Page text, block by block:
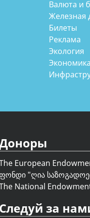
Валюта и
Железная
Билеты
Реклама
Экология
Экономика
European
"ღია
National
Следуй за